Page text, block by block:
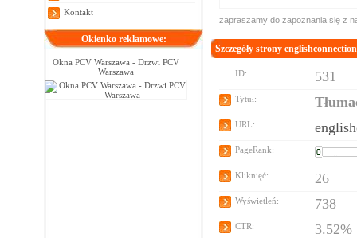
Kontakt
Okienko reklamowe:
Okna PCV Warszawa - Drzwi PCV
Warszawa
zapraszamy do zapoznania się z
Szczegóły strony
ID: 531
Tytuł:
URL:
PageRank:
Kliknięć: 26
Wyświetleń: 738
CTR: 3.52%